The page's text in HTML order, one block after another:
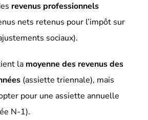
revenus professionnels
nets retenus pour l’impôt sur
sociaux).
la moyenne des revenus des
(assiette triennale), mais
pour une assiette annuelle
N-1).